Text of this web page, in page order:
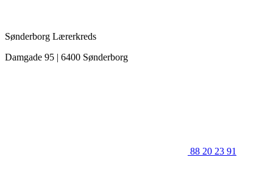
Sønderborg Lærerkreds
Damgade 95 | 6400 Sønderborg
88 20 23 91